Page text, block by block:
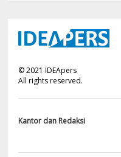
©2021 IDEApers
All rights reserved.
Kantor dan Redaksi